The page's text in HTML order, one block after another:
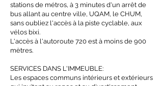
stations de métros, à 3 minutes d'un arrêt de
bus allant au centre ville, UQAM, le CHUM,
sans oubliez l'accès à la piste cyclable, aux
vélos bixi.
L'accès à l'autoroute 720 est à moins de 900
mètres.
SERVICES DANS L'IMMEUBLE:
Les espaces communs intérieurs et extérieurs